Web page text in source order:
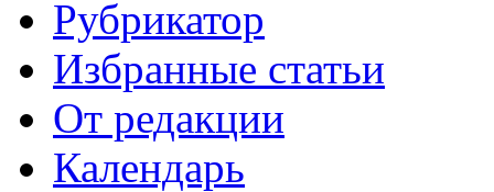
Рубрикатор
Избранные статьи
От редакции
Календарь